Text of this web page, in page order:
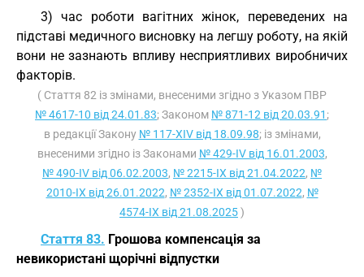
3) час роботи вагітних жінок, переведених на
підставі медичного висновку на легшу роботу, на якій
вони не зазнають впливу несприятливих виробничих
факторів.
( Стаття 82 із змінами, внесеними згідно з Указом ПВР
№ 4617-10 від 24.01.83; Законом № 871-12 від 20.03.91 ;
в редакції Закону № 117-XIV від 18.09.98; із змінами,
внесеними згідно із Законами № 429-IV від 16.01.2003,
№ 490-IV від 06.02.2003, № 2215-IX від 21.04.2022, №
2010-IX від 26.01.2022, № 2352-IX від 01.07.2022, №
4574-IX від 21.08.2025)
Стаття 83. Грошова компенсація за
невикористані щорічні відпустки